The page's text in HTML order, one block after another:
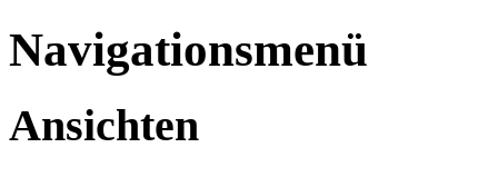
Navigationsmenü
Ansichten